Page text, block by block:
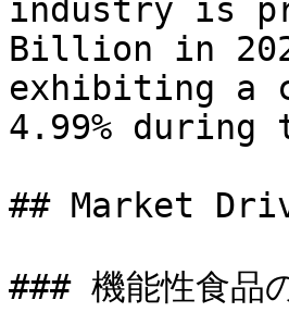
industry is
Billion in
exhibiting a
4.99%
## Market
### 機能性食品